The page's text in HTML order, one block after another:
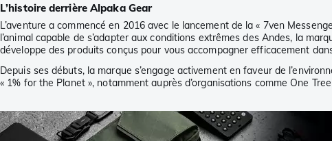
L’histoire derrière Alpaka Gear
L’aventure a commencé en 2016 avec le lancement de la « 7ven
l’animal capable de s’adapter aux conditions extrêmes des Andes, la
développe des produits conçus pour vous accompagner efficacement
Depuis ses débuts, la marque s’engage activement en faveur de
« 1% for the Planet », notamment auprès d’organisations comme One